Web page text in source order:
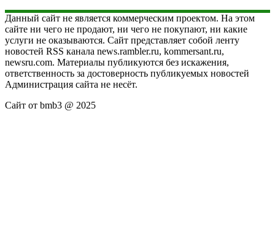
Данный сайт не является коммерческим проектом. На этом
сайте ни чего не продают, ни чего не покупают, ни какие
услуги не оказываются. Сайт представляет собой ленту
новостей RSS канала news.rambler.ru, kommersant.ru,
newsru.com. Материалы публикуются без искажения,
ответственность за достоверность публикуемых новостей
Администрация сайта не несёт.
Сайт от bmb3 @ 2025